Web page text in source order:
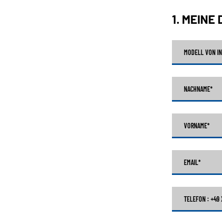
1. MEINE
MODELL VON
NACHNAME*
VORNAME*
EMAIL*
TELEFON : +49